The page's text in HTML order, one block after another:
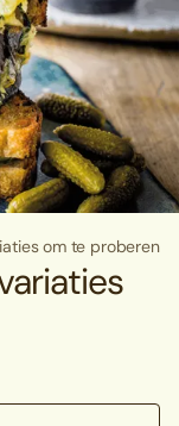
om te proberen